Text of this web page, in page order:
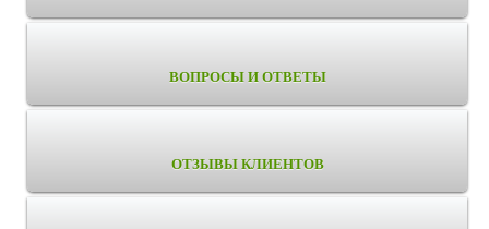
ВОПРОСЫ И ОТВЕТЫ
ОТЗЫВЫ КЛИЕНТОВ